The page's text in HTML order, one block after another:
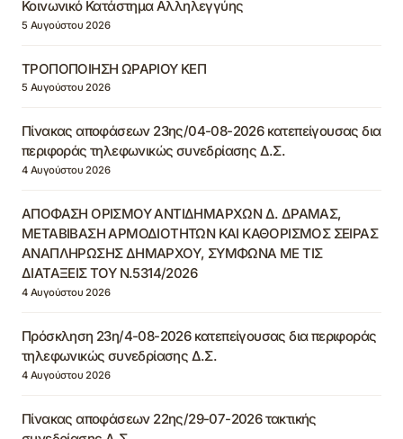
Κοινωνικό Κατάστημα Αλληλεγγύης
5 Αυγούστου 2026
ΤΡΟΠΟΠΟΙΗΣΗ ΩΡΑΡΙΟΥ ΚΕΠ
5 Αυγούστου 2026
Πίνακας αποφάσεων 23ης/04-08-2026 κατεπείγουσας δια
περιφοράς τηλεφωνικώς συνεδρίασης Δ.Σ.
4 Αυγούστου 2026
ΑΠΟΦΑΣΗ ΟΡΙΣΜΟΥ ΑΝΤΙΔΗΜΑΡΧΩΝ Δ. ΔΡΑΜΑΣ,
ΜΕΤΑΒΙΒΑΣΗ ΑΡΜΟΔΙΟΤΗΤΩΝ ΚΑΙ ΚΑΘΟΡΙΣΜΟΣ ΣΕΙΡΑΣ
ΑΝΑΠΛΗΡΩΣΗΣ ΔΗΜΑΡΧΟΥ, ΣΥΜΦΩΝΑ ΜΕ ΤΙΣ
ΔΙΑΤΑΞΕΙΣ ΤΟΥ Ν.5314/2026
4 Αυγούστου 2026
Πρόσκληση 23η/4-08-2026 κατεπείγουσας δια περιφοράς
τηλεφωνικώς συνεδρίασης Δ.Σ.
4 Αυγούστου 2026
Πίνακας αποφάσεων 22ης/29-07-2026 τακτικής